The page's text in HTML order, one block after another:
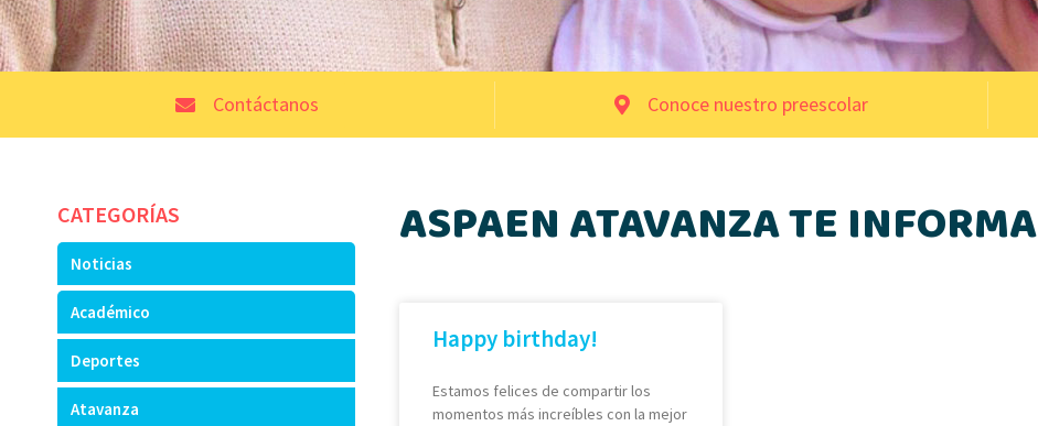
Contáctanos Conoce nuestro preescolar
CATEGORÍAS
Noticias
Académico
Deportes
Atavanza
ASPAEN ATAVANZA TE INFORMA
Happy birthday!
Estamos felices de compartir los
momentos más increíbles con la mejor